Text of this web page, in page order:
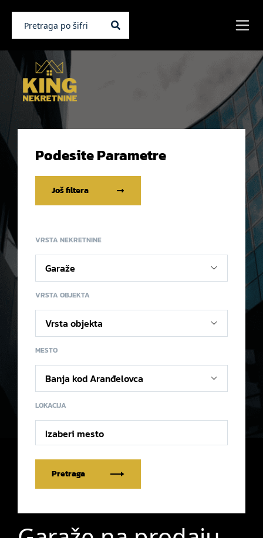
Podesite Parametre
Još filtera
VRSTA NEKRETNINE
VRSTA OBJEKTA
MESTO
LOKACIJA
Izaberi mesto
Pretraga